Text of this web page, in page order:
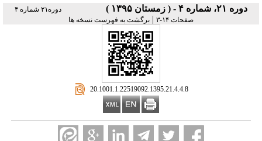
دوره ۲۱، شماره ۴ - ( زمستان ۱۳۹۵ )
دوره۲۱ شماره ۴
صفحات ۱۴-۳
| برگشت به فهرست نسخه ها
‎ 20.1001.1.22519092.1395.21.4.4.8